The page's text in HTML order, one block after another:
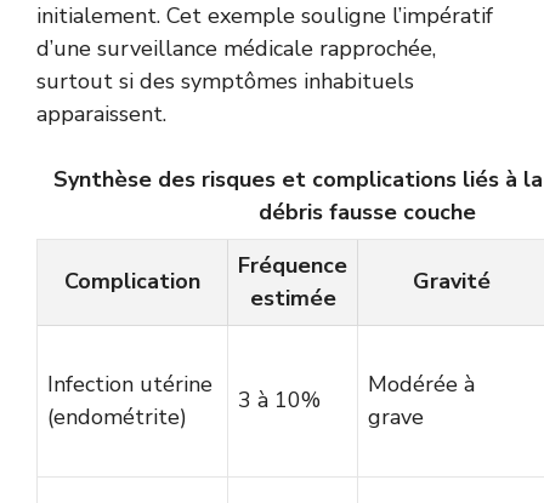
initialement. Cet exemple souligne l’impératif
d’une surveillance médicale rapprochée,
surtout si des symptômes inhabituels
apparaissent.
Synthèse des risques et complications liés à
débris fausse couche
Complication
Fréquence
estimée
Gravité
Infection utérine
(endométrite)
3 à 10%
Modérée à
grave